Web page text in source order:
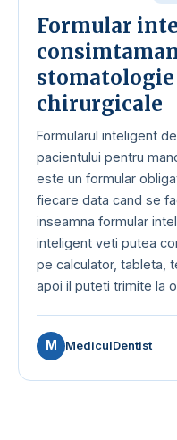
Formular
chirurgicale
Formularul inteligent
pacientului pentru
este un formular
fiecare data cand se
inseamna formular
inteligent veti putea
pe calculator, tableta,
apoi il puteti trimite la o
M MediculDentist